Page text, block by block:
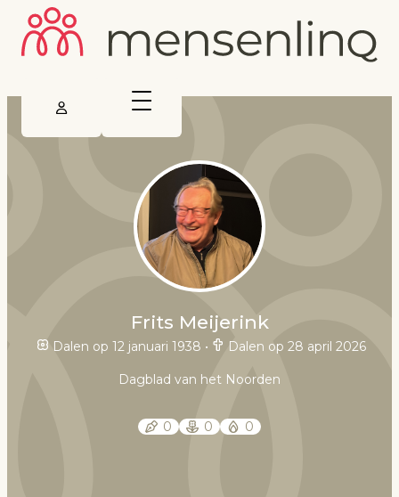
Frits Meijerink
Dalen op 12 januari 1938 • Dalen op 28 april 2026
Dagblad van het Noorden
0 0 0